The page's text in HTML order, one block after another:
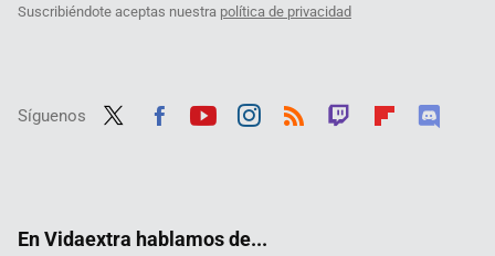
Suscribiéndote aceptas nuestra política de privacidad
Síguenos
En Vidaextra hablamos de...